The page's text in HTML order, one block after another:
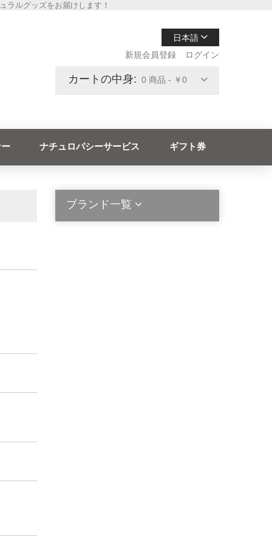
ラルグッズをお届けします！
日本語
ログイン
新規会員登録
カートの中身: 0 商品 - ￥0
ナチュロパシーサービス ギフト券
ブランド一覧